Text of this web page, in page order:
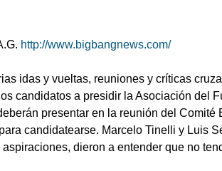
http://www.bigbangnews.com/
idas y vueltas, reuniones y críticas
candidatos a presidir la Asociación del
presentar en la reunión del Comité
candidatearse. Marcelo Tinelli y Luis
dieron a entender que no